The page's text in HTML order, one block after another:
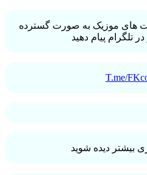
های موزیک به صورت گسترده
T.me/
بیشتر دیده شوید